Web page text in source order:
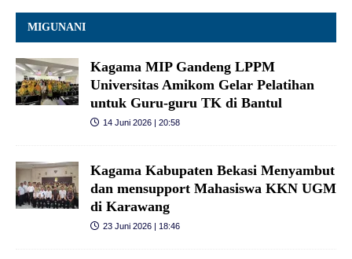
MIGUNANI
Kagama MIP Gandeng LPPM
Universitas Amikom Gelar Pelatihan
untuk Guru-guru TK di Bantul
14 Juni 2026 | 20:58
Kagama Kabupaten Bekasi Menyambut
dan mensupport Mahasiswa KKN UGM
di Karawang
23 Juni 2026 | 18:46